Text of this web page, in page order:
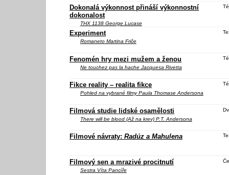
Dokonalá výkonnost přináší výkonnostní
dokonalost
THX 1138George Lucase
Experiment
RomanetoMartina Friče
Fenomén hry mezi mužem a ženou
Ne touchez pas la hacheJacquesa Rivetta
Fikce reality – realita fikce
Pohled na vybrané filmy Paula Thomase Andersona
Filmová studie lidské osamělosti
There will be blood(Až na krev) P.T. Andersona
Filmové návraty: Radúz a Mahulena
Filmový sen a mrazivé procitnutí
SestraVíta Pancíře